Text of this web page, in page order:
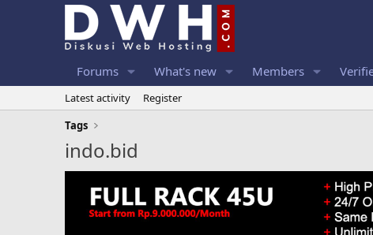
Forums What's new Members
Latest activity
Register
Tags
indo.bid